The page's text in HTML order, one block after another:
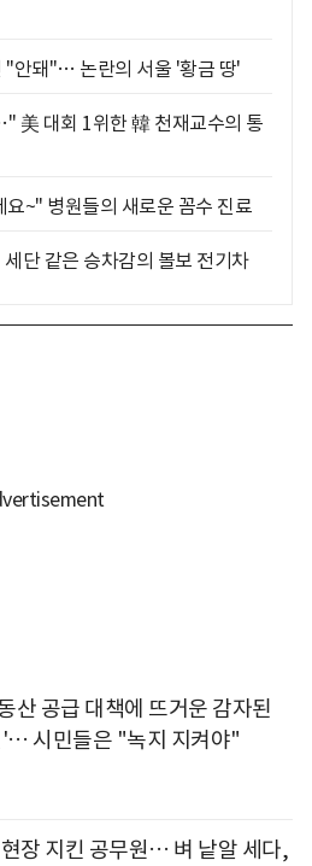
"안돼"… 논란의 서울 '황금 땅'
美 대회 1위한 韓 천재교수의 통
~" 병원들의 새로운 꼼수 진료
단 같은 승차감의 볼보 전기차
산 공급 대책에 뜨거운 감자된
시민들은 "녹지 지켜야"
장 지킨 공무원… 벼 낱알 세다,